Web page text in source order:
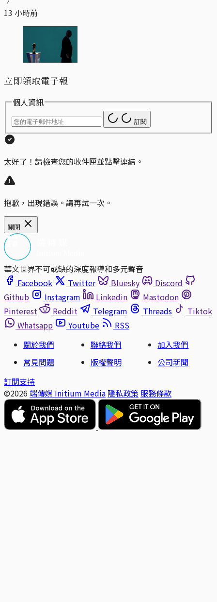
13 小時前
立即領取電子報
個人資訊
訂閱
太好了！請檢查您的收件匣並點擊連結。
抱歉，出現錯誤。請再試一次。
關閉
華文世界不可或缺的深度報導和多元聲音
Facebook
Twitter Bluesky
Discord
Github
Instagram Linkedin
Mastodon
Pinterest
Reddit Telegram Threads
Tiktok
Whatsapp
Youtube
RSS
關於我們
聯絡我們
加入我們
常見問題
版權聲明
公司新聞
訂閱支持
©2026 端傳媒 Initium Media 隱私政策 服務條款